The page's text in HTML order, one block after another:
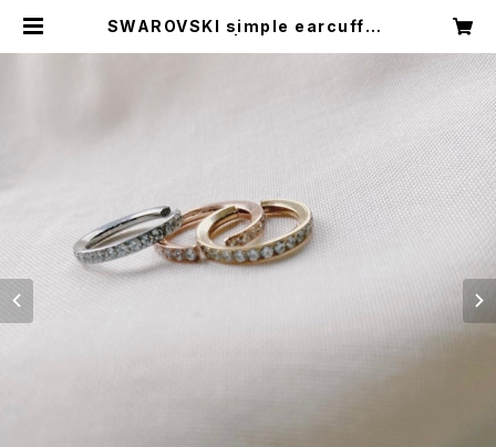
SWAROVSKI simple earcuff<R